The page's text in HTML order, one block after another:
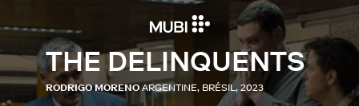
THE DELINQUENTS
RODRIGO MORENO ARGENTINE, BRÉSIL, 2023